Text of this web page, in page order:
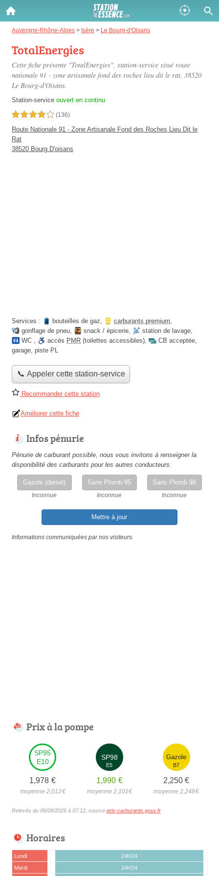
Auvergne-Rhône-Alpes > Isère > Le Bourg-d'Oisans
TotalEnergies
Cette fiche présente "TotalEnergies", station-service situé route
nationale 91 - zone artisanale fond des roches lieu dit le rat, 38520
Le Bourg-d'Oisans.
Station-service ouvert en continu
4,0 étoiles sur 5 (136)
Route Nationale 91 - Zone Artisanale Fond des Roches Lieu Dit le
Rat
38520 Bourg D'oisans
Services : bouteilles de gaz, carburants premium,
gonflage de pneu, snack / épicerie, station de lavage,
WC , accès PMR (toilettes accessibles), CB acceptée,
garage, piste PL
📞 Appeler cette station-service
Recommander cette station
Améliorer cette fiche
Infos pénurie
Pénurie de carburant possible, nous vous invitons à renseigner la
disponibilité des carburants pour les autres conducteurs.
Gazole (diesel)
Inconnue
Sans Plomb 95
Inconnue
Sans Plomb 98
Inconnue
Mettre à jour
Informations communiquées par nos visiteurs.
Prix à la pompe
SP95
E10
1,978 €
moyenne 2,012€
SP98
E5
1,990 €
moyenne 2,101€
Gazole
B7
2,250 €
moyenne 2,248€
Relevés du 06/08/2026 à 07:12, source prix-carburants.gouv.fr
Horaires
Lundi
24h/24
Mardi
24h/24
Gazole :
Disponible
SP 98 :
Disponible
SP 95 :
Disponible Épuisé